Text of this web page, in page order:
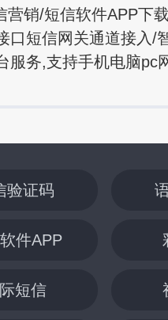
销/短信软件APP下
口短信网关通道接入/
服务,支持手机电脑pc
验证码
件APP
短信